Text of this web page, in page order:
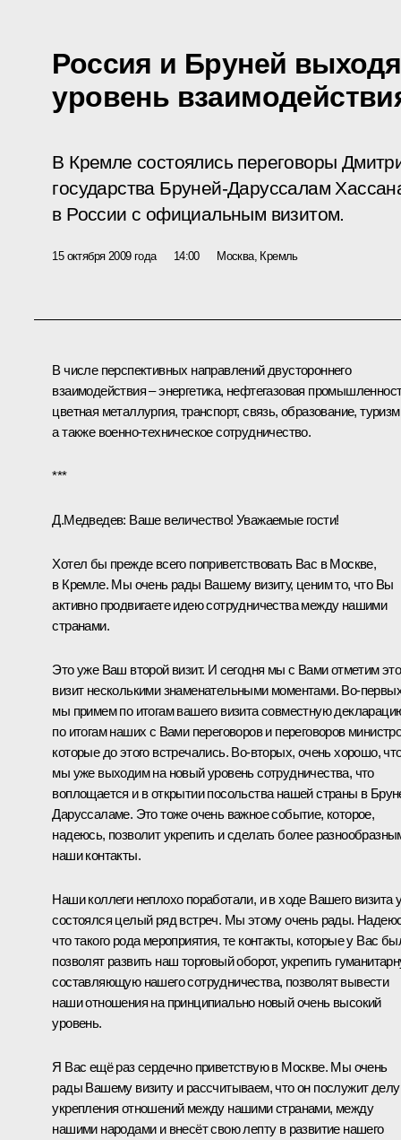
Россия и Бруней
уровень
В Кремле состоялись переговоры
государства Бруней-Даруссалам
в России с официальным визитом.
15 октября 2009 года 14:00 Москва, Кремль
В числе перспективных направлений двустороннего
взаимодействия – энергетика, нефтегазовая
цветная металлургия, транспорт, связь, образование,
а также военно-техническое сотрудничество.
***
Д.Медведев: Ваше величество! Уважаемые гости!
Хотел бы прежде всего поприветствовать Вас в Москве,
в Кремле. Мы очень рады Вашему визиту, ценим то, что Вы
активно продвигаете идею сотрудничества между нашими
странами.
Это уже Ваш второй визит. И сегодня мы с Вами отметим
визит несколькими знаменательными моментами.
мы примем по итогам вашего визита совместную
по итогам наших с Вами переговоров и переговоров
которые до этого встречались. Во‑вторых, очень хорошо,
мы уже выходим на новый уровень сотрудничества, что
воплощается и в открытии посольства нашей страны в
Даруссаламе. Это тоже очень важное событие, которое,
надеюсь, позволит укрепить и сделать более
наши контакты.
Наши коллеги неплохо поработали, и в ходе Вашего визита
состоялся целый ряд встреч. Мы этому очень рады.
что такого рода мероприятия, те контакты, которые у Вас
позволят развить наш торговый оборот, укрепить
составляющую нашего сотрудничества, позволят вывести
наши отношения на принципиально новый очень высокий
уровень.
Я Вас ещё раз сердечно приветствую в Москве. Мы очень
рады Вашему визиту и рассчитываем, что он послужит делу
укрепления отношений между нашими странами, между
нашими народами и внесёт свою лепту в развитие нашего